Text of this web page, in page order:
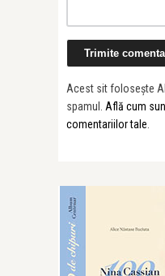
Acest sit folosește
spamul. Află cum
comentariilor tale.